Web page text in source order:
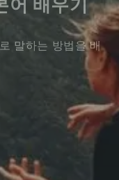
배우기
말하는 방법을 배